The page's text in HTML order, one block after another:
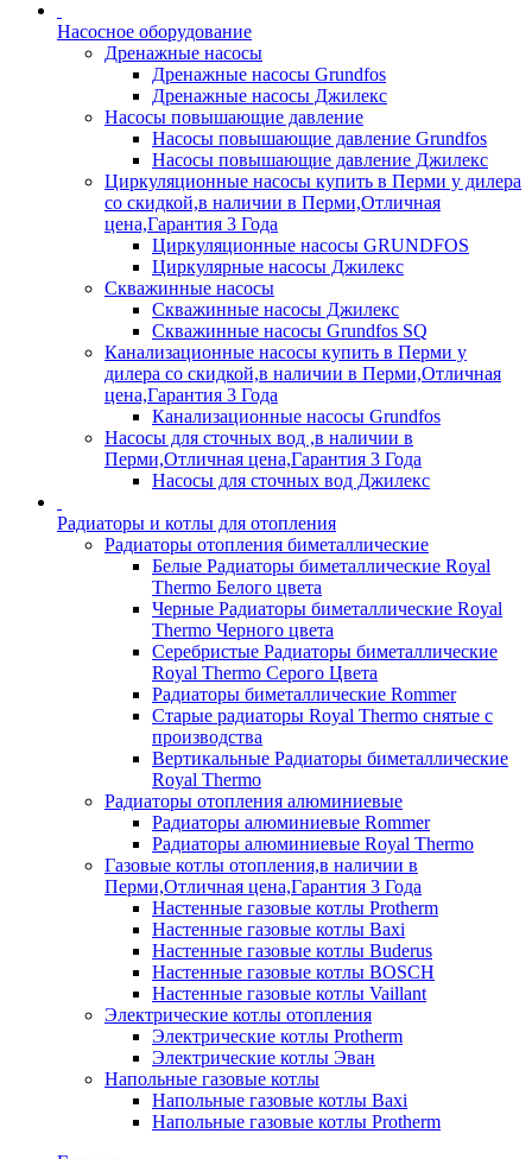
Насосное оборудование
Дренажные насосы
Дренажные насосы Grundfos
Дренажные насосы Джилекс
Насосы повышающие давление
Насосы повышающие давление Grundfos
Насосы повышающие давление Джилекс
Циркуляционные насосы купить в Перми у дилера
со скидкой,в наличии в Перми,Отличная
цена,Гарантия 3 Года
Циркуляционные насосы GRUNDFOS
Циркулярные насосы Джилекс
Скважинные насосы
Скважинные насосы Джилекс
Скважинные насосы Grundfos SQ
Канализационные насосы купить в Перми у
дилера со скидкой,в наличии в Перми,Отличная
цена,Гарантия 3 Года
Канализационные насосы Grundfos
Насосы для сточных вод ,в наличии в
Перми,Отличная цена,Гарантия 3 Года
Насосы для сточных вод Джилекс
Радиаторы и котлы для отопления
Радиаторы отопления биметаллические
Белые Радиаторы биметаллические Royal
Thermo Белого цвета
Черные Радиаторы биметаллические Royal
Thermo Черного цвета
Серебристые Радиаторы биметаллические
Royal Thermo Серого Цвета
Радиаторы биметаллические Rommer
Старые радиаторы Royal Thermo снятые с
производства
Вертикальные Радиаторы биметаллические
Royal Thermo
Радиаторы отопления алюминиевые
Радиаторы алюминиевые Rommer
Радиаторы алюминиевые Royal Thermo
Газовые котлы отопления,в наличии в
Перми,Отличная цена,Гарантия 3 Года
Настенные газовые котлы Protherm
Настенные газовые котлы Baxi
Настенные газовые котлы Buderus
Настенные газовые котлы BOSCH
Настенные газовые котлы Vaillant
Электрические котлы отопления
Электрические котлы Protherm
Электрические котлы Эван
Напольные газовые котлы
Напольные газовые котлы Baxi
Напольные газовые котлы Protherm